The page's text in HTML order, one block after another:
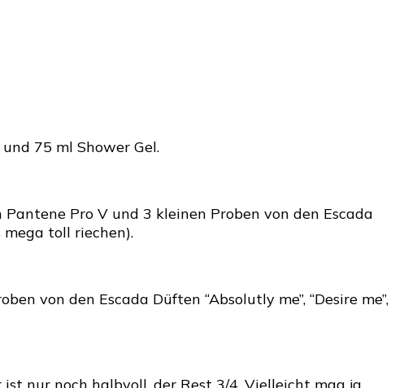
75 ml Shower Gel.
Pro V und 3 kleinen Proben von den Escada
mega toll riechen).
von den Escada Düften “Absolutly me”, “Desire me”,
ist nur noch halbvoll, der Rest 3/4. Vielleicht mag ja